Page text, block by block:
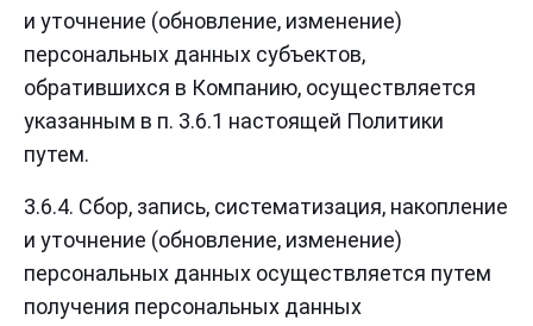
и уточнение (обновление, изменение)
персональных данных субъектов,
обратившихся в Компанию, осуществляется
указанным в п. 3.6.1 настоящей Политики
путем.
3.6.4. Сбор, запись, систематизация, накопление
и уточнение (обновление, изменение)
персональных данных осуществляется путем
получения персональных данных